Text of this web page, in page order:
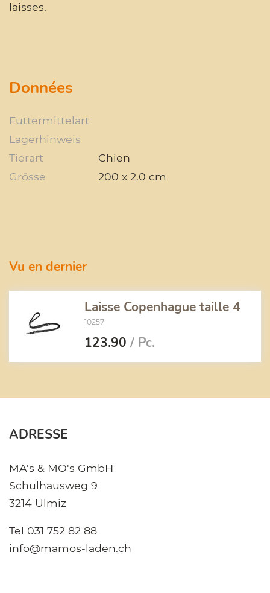
laisses.
Données
Futtermittelart
Lagerhinweis
Tierart
Chien
Grösse
200 x 2.0 cm
Vu en dernier
Laisse Copenhague taille 4
10257
123.90 / Pc.
ADRESSE
MA's & MO's GmbH
Schulhausweg 9
3214 Ulmiz
Tel 031 752 82 88
info@mamos-laden.ch